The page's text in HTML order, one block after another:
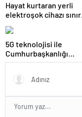
Hayat kurtaran yerli
elektroşok cihazı sınır
kapısında da görevde
5G teknolojisi ile
Cumhurbaşkanlığı
Külliyesi’ndeki konser